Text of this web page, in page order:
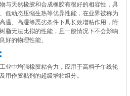
与天然橡胶和合成橡胶有很好的相容性，具
低动态压缩生热等优异性能，在业界被称为
温、高湿等恶劣条件下具长效增粘作用，附
脂无法比拟的性能，且一般情况下不会影响
好的物理性能。
业中增强橡胶粘合力，应用于高档子午线轮
用作胶黏剂的超级增粘组分。